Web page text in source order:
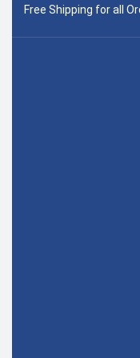
Free Shipping for all